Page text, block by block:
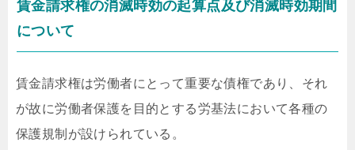
賃金請求権の消滅時効の起算点及び消滅時効期間
について
賃金請求権は労働者にとって重要な債権であり、それ
が故に労働者保護を目的とする労基法において各種の
保護規制が設けられている。